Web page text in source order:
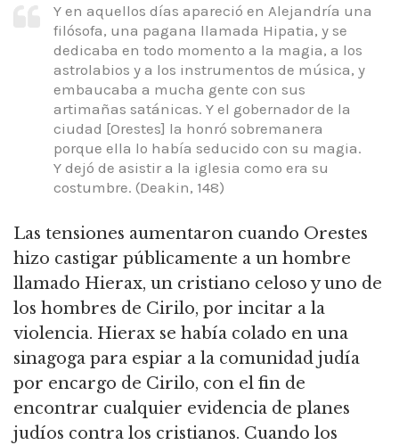
Y en aquellos días apareció en Alejandría una
filósofa, una pagana llamada Hipatia, y se
dedicaba en todo momento a la magia, a los
astrolabios y a los instrumentos de música, y
embaucaba a mucha gente con sus
artimañas satánicas. Y el gobernador de la
ciudad [Orestes] la honró sobremanera
porque ella lo había seducido con su magia.
Y dejó de asistir a la iglesia como era su
costumbre. (Deakin, 148)
Las tensiones aumentaron cuando Orestes
hizo castigar públicamente a un hombre
llamado Hierax, un cristiano celoso y uno de
los hombres de Cirilo, por incitar a la
violencia. Hierax se había colado en una
sinagoga para espiar a la comunidad judía
por encargo de Cirilo, con el fin de
encontrar cualquier evidencia de planes
judíos contra los cristianos. Cuando los